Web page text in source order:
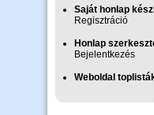
Saját honlap
Regisztráció
Honlap
Bejelentkezés
Weboldal